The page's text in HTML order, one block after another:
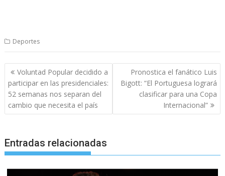
Deportes
Navegación
de
entradas
Voluntad Popular decidido a
participar en las presidenciales:
52 semanas nos separan del
cambio que necesita el país
Pronostica el fanático Luis
Bigott: “El Portuguesa logrará
clasificar para una Copa
Internacional”
Entradas relacionadas